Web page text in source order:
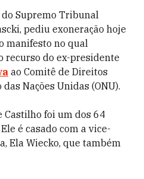
Supremo Tribunal
pediu exoneração hoje
manifesto no qual
recurso do ex-presidente
ao Comitê de Direitos
Nações Unidas (ONU).
Castilho foi um dos 64
é casado com a vice-
Ela Wiecko, que também